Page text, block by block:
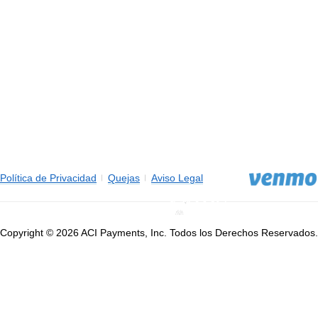
Política de Privacidad Quejas Aviso Legal
Copyright © 2026 ACI Payments, Inc. Todos los Derechos Reservados.